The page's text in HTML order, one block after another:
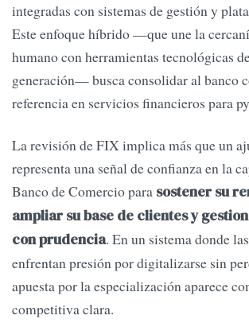
integradas con sistemas de gestión y
Este enfoque híbrido —que une la
humano con herramientas tecnológicas
generación— busca consolidar al banco
referencia en servicios financieros para
La revisión de FIX implica más que un
representa una señal de confianza en la
Banco de Comercio para sostener su
ampliar su base de clientes y
con prudencia. En un sistema donde
enfrentan presión por digitalizarse sin
apuesta por la especialización aparece
competitiva clara.